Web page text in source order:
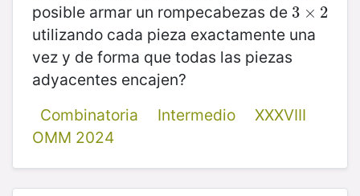
posible armar un rompecabezas de 3 × 2
3 ×2
utilizando cada pieza exactamente una
vez y de forma que todas las piezas
adyacentes encajen?
Combinatoria
Intermedio
XXXVIII
OMM 2024